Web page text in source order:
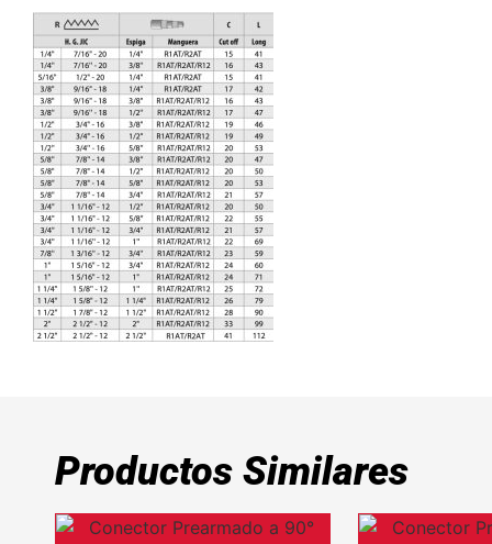
Productos Similares